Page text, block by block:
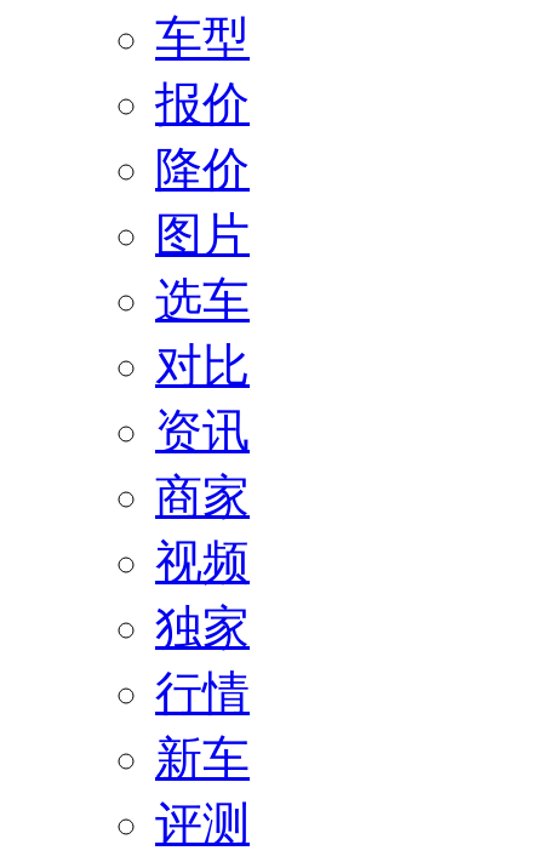
车型
报价
降价
图片
选车
对比
资讯
商家
视频
独家
行情
新车
评测